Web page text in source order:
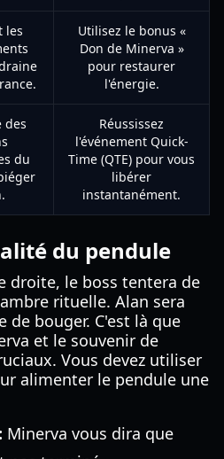
les
Utilisez le bonus «
Don de Minerva »
pour restaurer
l'énergie.
des
du
Réussissez
l'événement Quick-
Time (QTE) pour vous
libérer
instantanément.
du pendule
droite, le boss tentera de
rituelle. Alan sera
de bouger. C'est là que
et le souvenir de
Vous devez utiliser
alimenter le pendule une
Minerva vous dira que